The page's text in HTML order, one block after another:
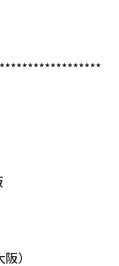
）